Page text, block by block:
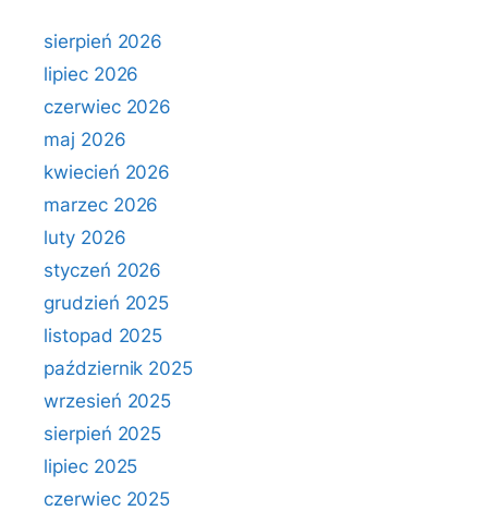
sierpień 2026
lipiec 2026
czerwiec 2026
maj 2026
kwiecień 2026
marzec 2026
luty 2026
styczeń 2026
grudzień 2025
listopad 2025
październik 2025
wrzesień 2025
sierpień 2025
lipiec 2025
czerwiec 2025